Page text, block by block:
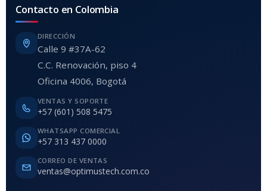
Contacto en Colombia
DIRECCIÓN
Calle 9 #37A-62
C.C. Renovación, piso 4
Oficina 4006, Bogotá
VENTAS Y SOPORTE
+57 (601) 508 5475
WHATSAPP COMERCIAL
+57 313 437 0000
CORREO DE VENTAS
ventas@optimustech.com.co